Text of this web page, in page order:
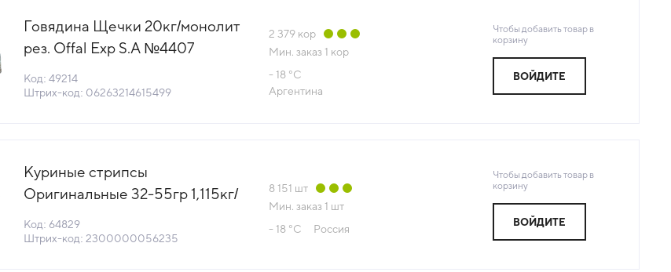
Говядина Щечки 20кг/монолит
рез. Offal Exp S.A №4407
(-18°С)
Код: 49214
Штрих-код: 06263214615499
2 379кор
Мин. заказ 1 кор
- 18 °С
Аргентина
Чтобы добавить товар в
корзину
ВОЙДИТЕ
Куриные стрипсы
Оригинальные 32-55гр 1,115кг/
(1010722680) (КОД 64829)
Код: 64829
Штрих-код: 2300000056235
8 151 шт
Мин. заказ 1 шт
- 18 °С
Россия
Чтобы добавить товар в
корзину
ВОЙДИТЕ